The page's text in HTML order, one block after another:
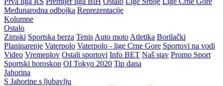
Međunarodna odbojka Reprezentacije
Kolumne
Ostalo
Zimski Sportska berza Tenis Auto moto Atletika Borilački
Planinarenje Vaterpolo Vaterpolo - lige Crne Gore Sportovi na vodi
Video Vremeplov Ostali sportovi Info BET Naš stav Promo Sport
Sportski horoskop OI Tokyo 2020 Tip dana
Jahorina
S Jahorine s ljubavlju